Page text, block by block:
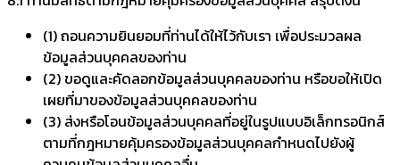
(1) ถอนความยินยอมที่ท่านได้ให้ไว้กับเรา เพื่อประมวลผล
ข้อมูลส่วนบุคคลของท่าน
(2) ขอดูและคัดลอกข้อมูลส่วนบุคคลของท่าน หรือขอให้เปิด
เผยที่มาของข้อมูลส่วนบุคคลของท่าน
(3) ส่งหรือโอนข้อมูลส่วนบุคคลที่อยู่ในรูปแบบอิเล็กทรอนิกส์
ตามที่กฎหมายคุ้มครองข้อมูลส่วนบุคคลกำหนดไปยังผู้